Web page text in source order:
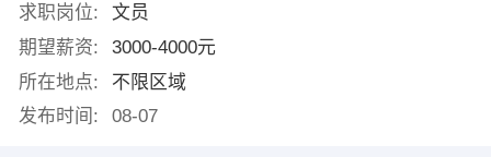
求职岗位:
文员
期望薪资:
3000-4000元
所在地点:
不限区域
发布时间:
08-07